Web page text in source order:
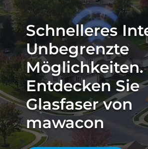
Schnelleres
Unbegrenzte
Möglichkeiten.
Entdecken Sie
Glasfaser von
mawacon